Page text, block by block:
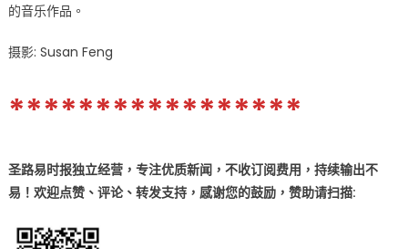
的音乐作品。
摄影: Susan Feng
*****************
圣路易时报独立经营，专注优质新闻，不收订阅费用，持续输出不
易！欢迎点赞、评论、转发支持，感谢您的鼓励， 赞助请扫描: